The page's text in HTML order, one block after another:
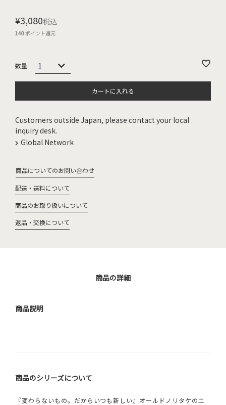
¥3,080税込
140ポイント還元
カートに入れる
Customers outside Japan, please contact your local
inquiry desk.
Global Network
商品についてのお問い合わせ
配送・送料について
商品のお取り扱いについて
返品・交換について
商品の詳細
商品説明
商品のシリーズについて
『変わらないもの。だからいつも新しい』オールドノリタケのエ